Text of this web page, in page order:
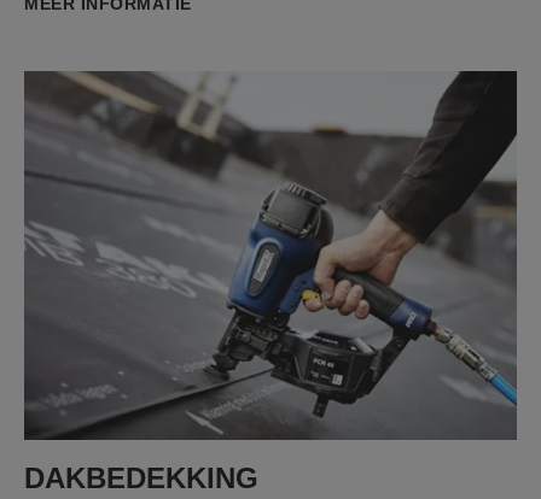
MEER INFORMATIE
DAKBEDEKKING